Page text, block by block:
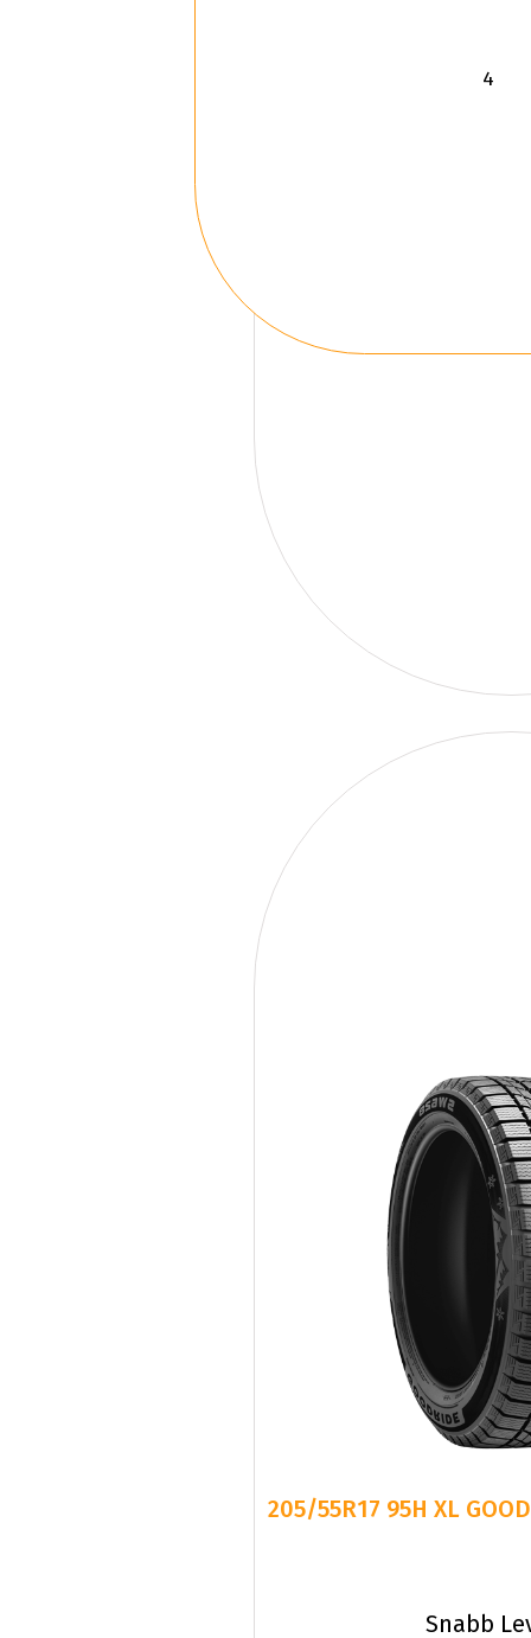
205/55R17 95H XL
Snabb